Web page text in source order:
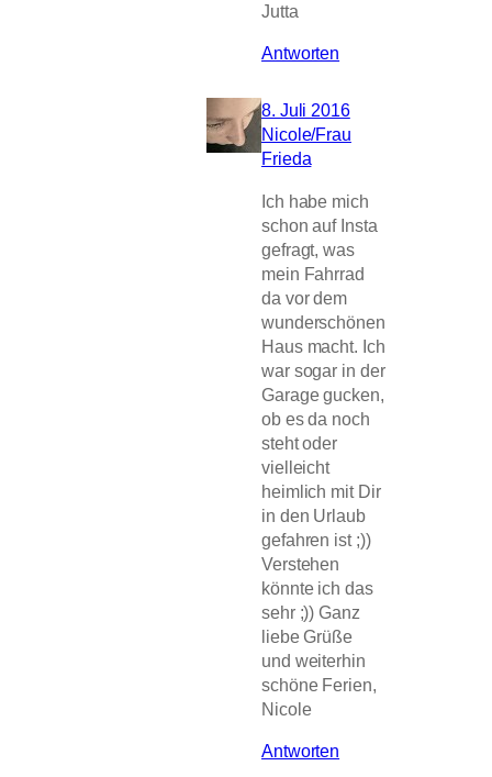
Jutta
Antworten
8. Juli 2016
Nicole/Frau
Frieda
Ich habe mich
schon auf Insta
gefragt, was
mein Fahrrad
da vor dem
wunderschönen
Haus macht. Ich
war sogar in der
Garage gucken,
ob es da noch
steht oder
vielleicht
heimlich mit Dir
in den Urlaub
gefahren ist ;))
Verstehen
könnte ich das
sehr ;)) Ganz
liebe Grüße
und weiterhin
schöne Ferien,
Nicole
Antworten